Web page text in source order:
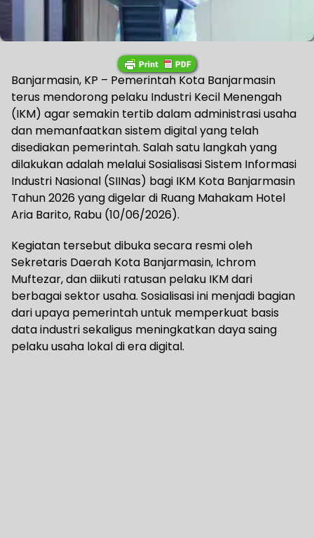
Banjarmasin, KP – Pemerintah Kota Banjarmasin
terus mendorong pelaku Industri Kecil Menengah
(IKM) agar semakin tertib dalam administrasi usaha
dan memanfaatkan sistem digital yang telah
disediakan pemerintah. Salah satu langkah yang
dilakukan adalah melalui Sosialisasi Sistem Informasi
Industri Nasional (SIINas) bagi IKM Kota Banjarmasin
Tahun 2026 yang digelar di Ruang Mahakam Hotel
Aria Barito, Rabu (10/06/2026).
Kegiatan tersebut dibuka secara resmi oleh
Sekretaris Daerah Kota Banjarmasin, Ichrom
Muftezar, dan diikuti ratusan pelaku IKM dari
berbagai sektor usaha. Sosialisasi ini menjadi bagian
dari upaya pemerintah untuk memperkuat basis
data industri sekaligus meningkatkan daya saing
pelaku usaha lokal di era digital.